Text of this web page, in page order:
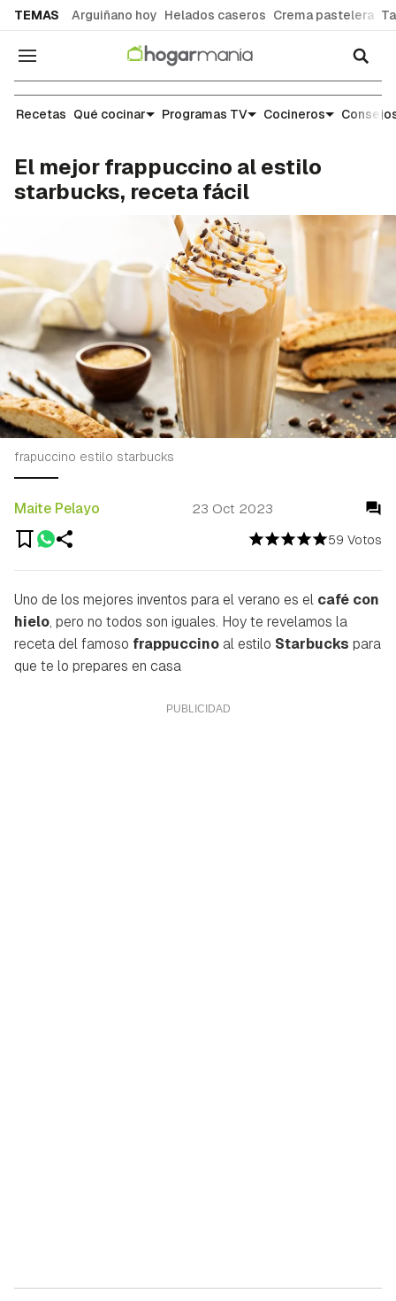
TEMAS Arguiñano hoy Helados caseros Crema pastelera
Navegación
Recetas
Recetas Qué cocinar Programas TV Cocineros
El mejor frappuccino al estilo
starbucks, receta fácil
59 Votos
Maite Pelayo 23 Oct 2023
frapuccino estilo starbucks
Uno de los mejores inventos para el verano es el café con
hielo, pero no todos son iguales. Hoy te revelamos la
receta del famoso frappuccino al estilo Starbucks para
que te lo prepares en casa